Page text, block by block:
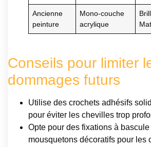
Ancienne
peinture
Mono-couche
acrylique
Conseils pour limiter
dommages futurs
Utilise des crochets adhésifs
pour éviter les chevilles trop
Opte pour des fixations à
mousquetons décoratifs pour les